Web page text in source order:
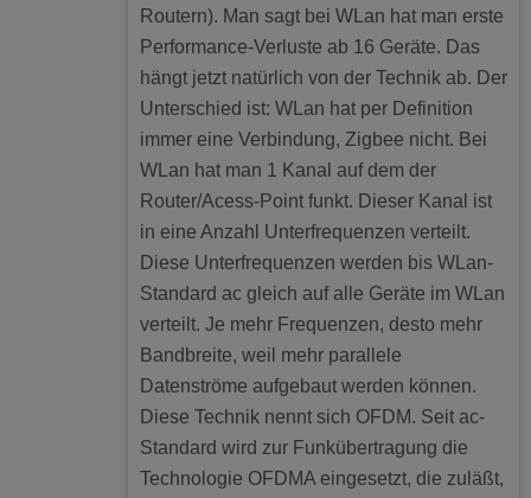
Routern). Man sagt bei WLan hat man erste
Performance-Verluste ab 16 Geräte. Das
hängt jetzt natürlich von der Technik ab. Der
Unterschied ist: WLan hat per Definition
immer eine Verbindung, Zigbee nicht. Bei
WLan hat man 1 Kanal auf dem der
Router/Acess-Point funkt. Dieser Kanal ist
in eine Anzahl Unterfrequenzen verteilt.
Diese Unterfrequenzen werden bis WLan-
Standard ac gleich auf alle Geräte im WLan
verteilt. Je mehr Frequenzen, desto mehr
Bandbreite, weil mehr parallele
Datenströme aufgebaut werden können.
Diese Technik nennt sich OFDM. Seit ac-
Standard wird zur Funkübertragung die
Technologie OFDMA eingesetzt, die zuläßt,